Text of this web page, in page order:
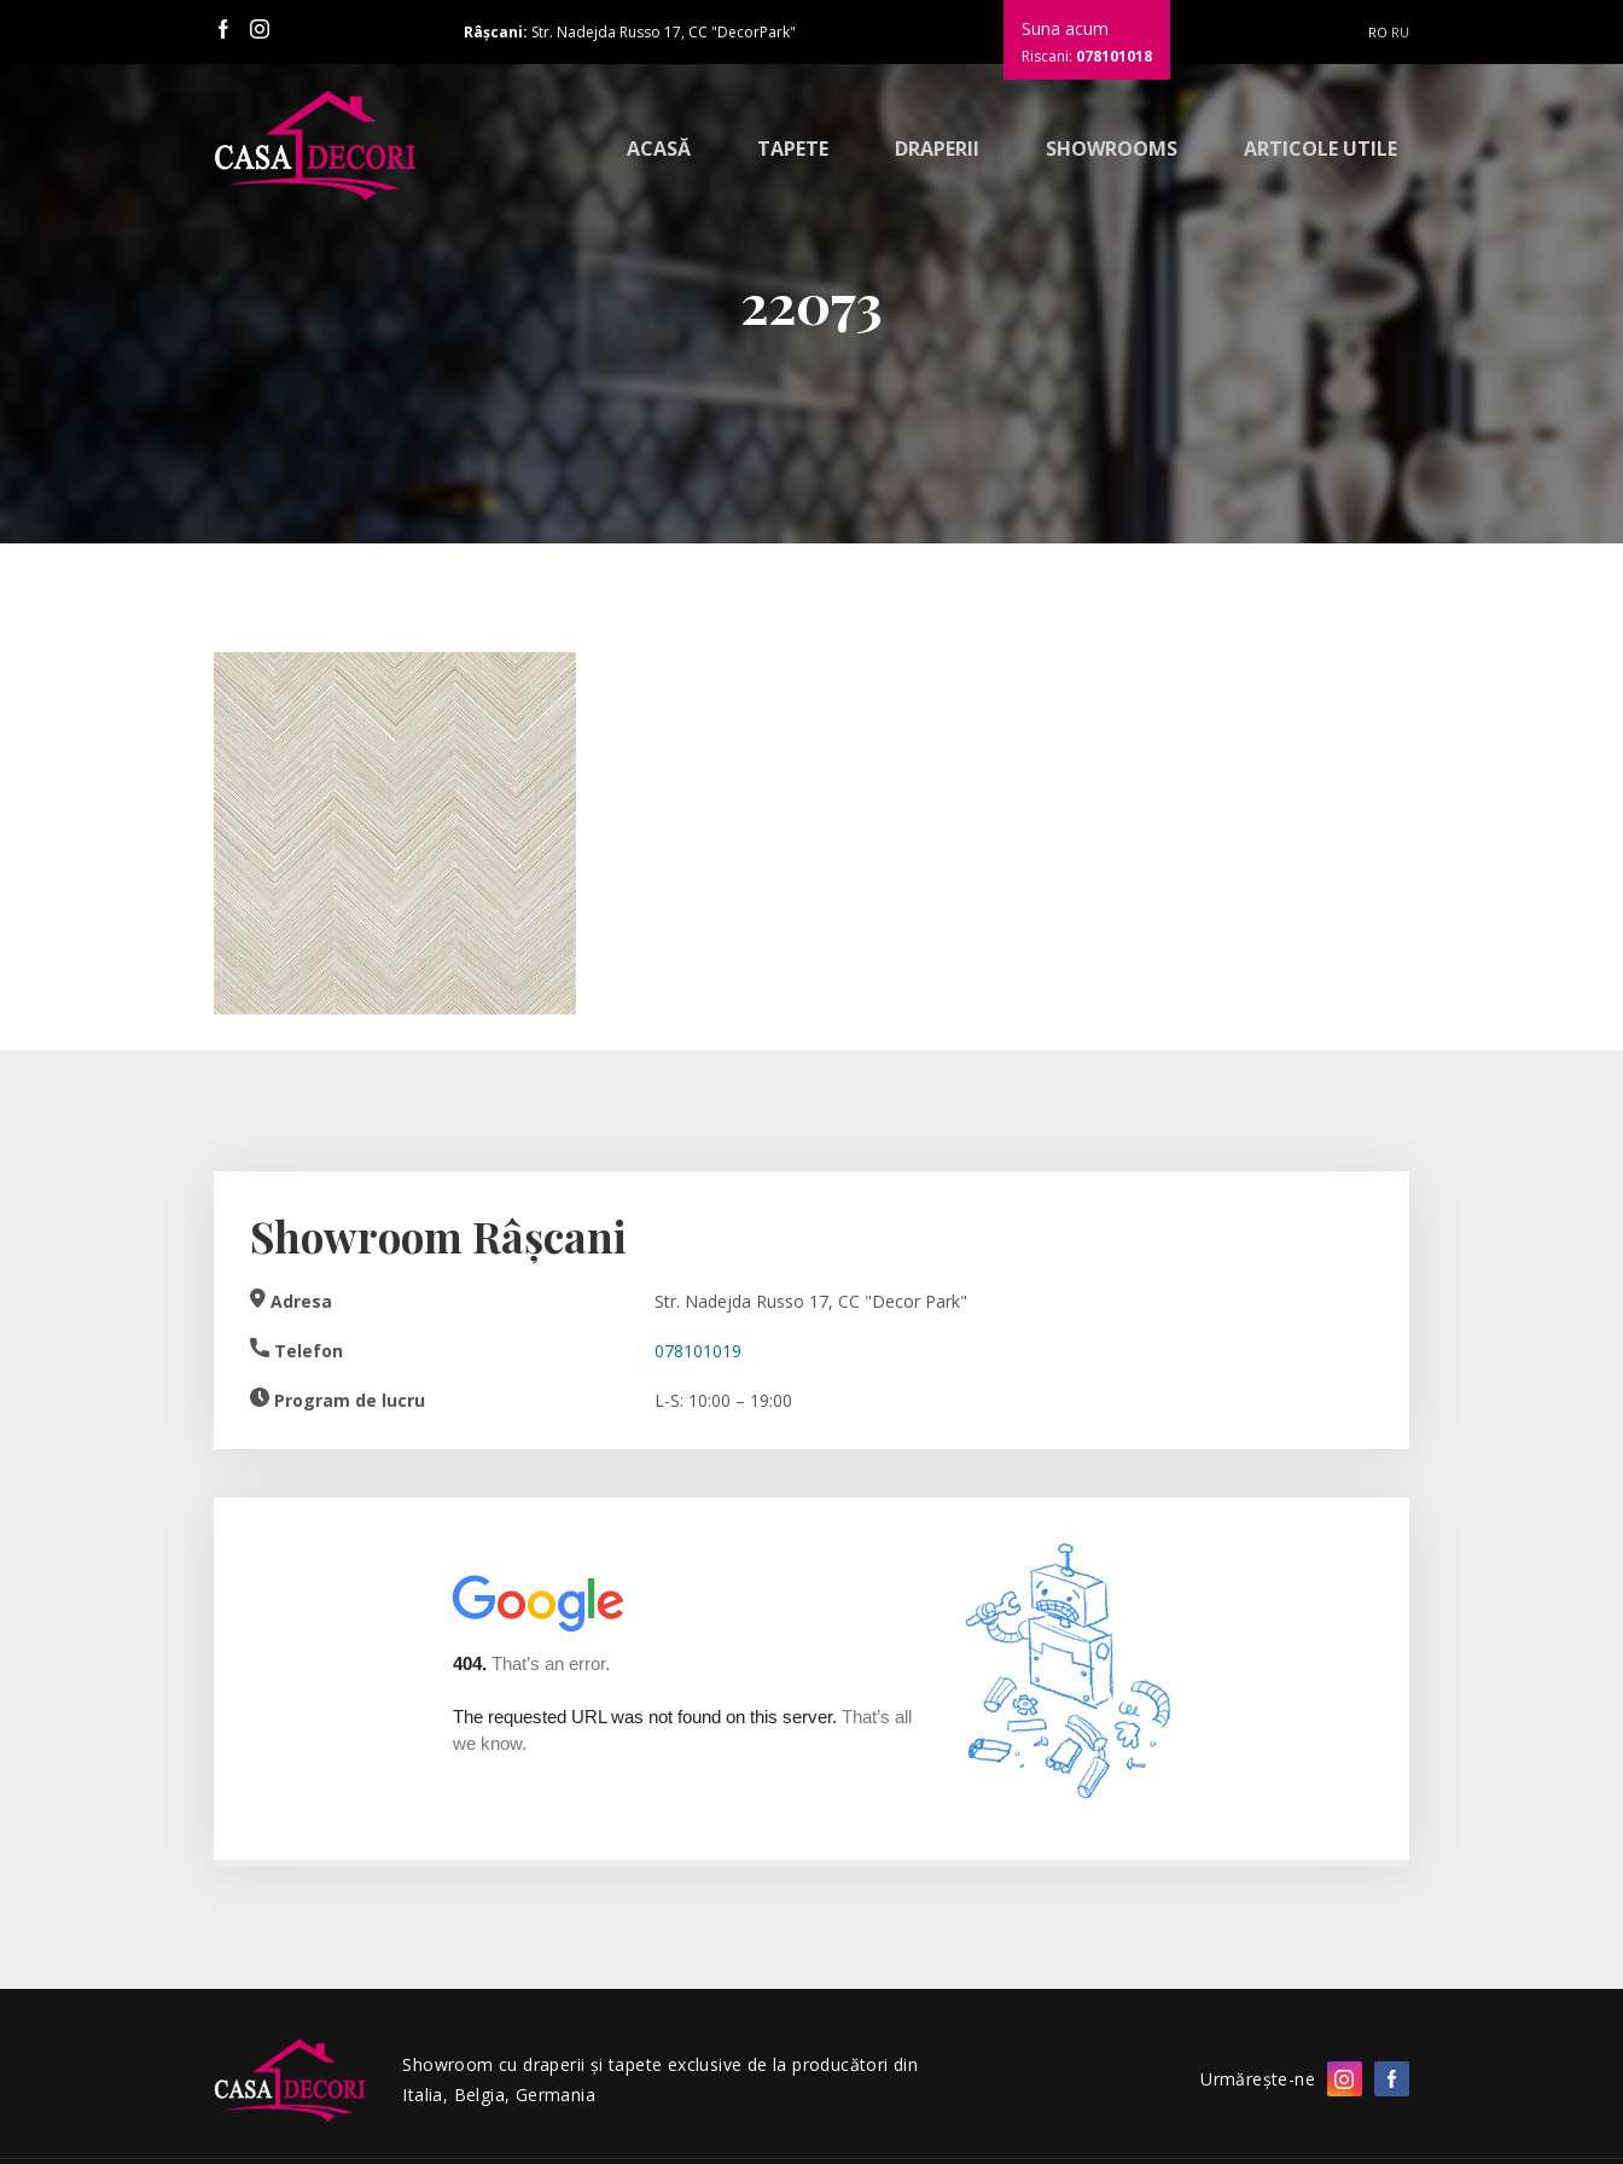
Râșcani: Str. Nadejda Russo 17, CC "DecorPark" Suna acum
Riscani: 078101018
RO RU
ACASĂ TAPETE DRAPERII SHOWROOMS ARTICOLE UTILE
22073
Showroom Râșcani
Adresa Str. Nadejda Russo 17, CC "Decor Park"
Telefon 078101019
Program de lucru L-S: 10:00 – 19:00
Showroom cu draperii și tapete exclusive de la producători din
Italia, Belgia, Germania
Urmărește-ne